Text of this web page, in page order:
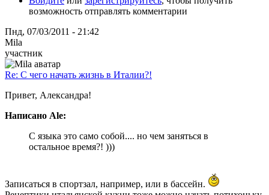
возможность отправлять комментарии
Пнд, 07/03/2011 - 21:42
Mila
участник
Re: С чего начать жизнь в Италии?!
Привет, Александра!
Написано Ale:
С языка это само собой.... но чем заняться в
остальное время?! )))
Записаться в спортзал, например, или в бассейн.